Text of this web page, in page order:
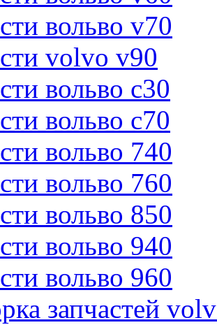
вольво v70
volvo v90
вольво c30
вольво c70
вольво 740
вольво 760
вольво 850
вольво 940
вольво 960
запчастей